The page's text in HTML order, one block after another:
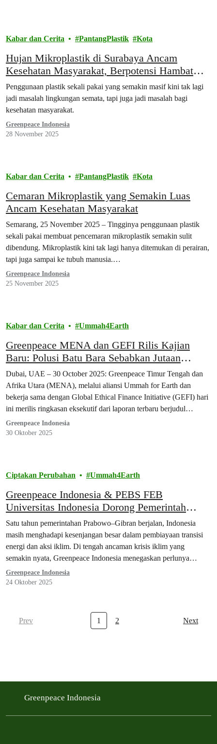
Kabar dan Cerita PantangPlastik Kota
Hujan Mikroplastik di Surabaya Ancam
Kesehatan Masyarakat, Berpotensi Hambat
Fungsi Otak
Penggunaan plastik sekali pakai yang semakin masif kini tak lagi
jadi masalah lingkungan semata, tapi juga jadi masalah bagi
kesehatan masyarakat.
Greenpeace Indonesia
28 November 2025
Kabar dan Cerita PantangPlastik Kota
Cemaran Mikroplastik yang Semakin Luas
Ancam Kesehatan Masyarakat
Semarang, 25 November 2025 – Tingginya penggunaan plastik
sekali pakai membuat pencemaran mikroplastik semakin sulit
dibendung. Mikroplastik kini tak lagi hanya ditemukan di perairan,
tapi juga sampai ke tubuh manusia.…
Greenpeace Indonesia
25 November 2025
Kabar dan Cerita Ummah4Earth
Greenpeace MENA dan GEFI Rilis Kajian
Baru: Polusi Batu Bara Sebabkan Jutaan
Kematian Tiap Tahun
Dubai, UAE – 30 October 2025: Greenpeace Timur Tengah dan
Afrika Utara (MENA), melalui aliansi Ummah for Earth dan
bekerja sama dengan Global Ethical Finance Initiative (GEFI) hari
ini merilis ringkasan eksekutif dari laporan terbaru berjudul
“Reassessing Coal in Islamic Finance: Ethical Imperatives for
Divestment and Sustainability.”
Greenpeace Indonesia
30 Oktober 2025
Ciptakan Perubahan Ummah4Earth
Greenpeace Indonesia & PEBS FEB
Universitas Indonesia Dorong Pemerintah
Jadikan Wakaf Hijau Pilar Pendanaan Iklim
Nasional
Satu tahun pemerintahan Prabowo–Gibran berjalan, Indonesia
masih menghadapi kesenjangan besar dalam pembiayaan transisi
energi dan aksi iklim. Di tengah ancaman krisis iklim yang
semakin nyata, Greenpeace Indonesia menegaskan perlunya
terobosan pembiayaan hijau yang berbasis nilai dan keadilan sosial,
salah satunya melalui wakaf hijau (green waqf).
Greenpeace Indonesia
24 Oktober 2025
Prev 1 2 Next
Greenpeace Indonesia